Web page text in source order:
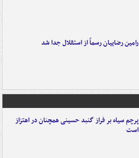
رامین رضاییان رسماً از استقلال جدا شد
پرچم سیاه بر فراز گنبد حسینی همچنان در اهتزاز
است